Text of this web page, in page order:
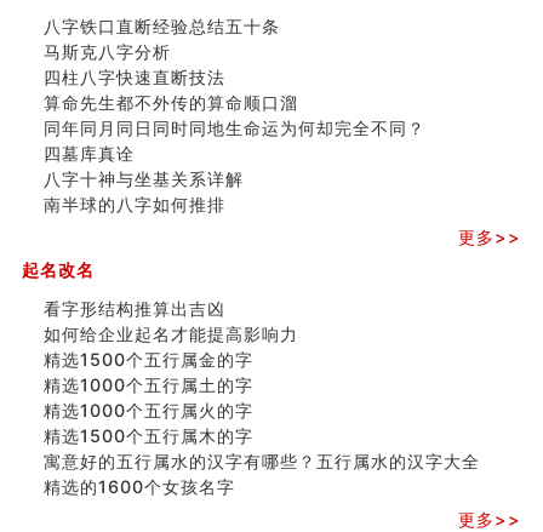
玄空本义 (三)
飞灵山传说故事
命理解说：想请问什么时候能够遇到姻缘结婚？
商舖選址的風水講究 (下)
吉凶神跳上大运时的断法【四柱技巧】
家居常見風水形煞及化解方法 (一)
刘燮鈞讲人相 手纹与命运(一)
玄空本义 (二)
大門風水五大禁忌！大門風水擺設？門中門風水解方？
出现这几种面相桃花泛
寓意好的五行属水的汉字有哪些？五行属水的汉字大全
八字铁口直断经验总结五十条
马斯克八字分析
四柱八字快速直断技法
算命先生都不外传的算命顺口溜
同年同月同日同时同地生命运为何却完全不同？
四墓库真诠
八字十神与坐基关系详解
南半球的八字如何推排
更多>>
起名改名
看字形结构推算出吉凶
如何给企业起名才能提高影响力
精选1500个五行属金的字
精选1000个五行属土的字
精选1000个五行属火的字
精选1500个五行属木的字
寓意好的五行属水的汉字有哪些？五行属水的汉字大全
精选的1600个女孩名字
更多>>